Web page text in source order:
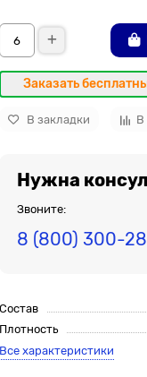
Заказать
В закладки В
Нужна
Звоните:
8 (800) 300-
Состав
Плотность
Все характеристики